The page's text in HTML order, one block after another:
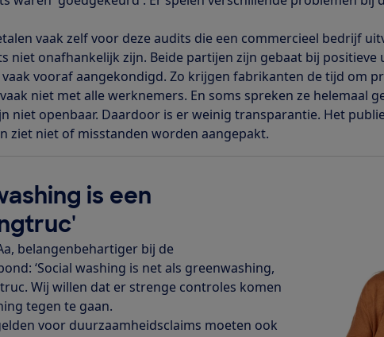
vaak zelf voor deze audits die een commercieel bedrijf
niet onafhankelijk zijn. Beide partijen zijn gebaat bij positieve
vooraf aangekondigd. Zo krijgen fabrikanten de tijd om
niet met alle werknemers. En soms spreken ze helemaal
niet openbaar. Daardoor is er weinig transparantie. Het
ziet niet of misstanden worden aangepakt.
is een
belangenbehartiger bij de
‘Social washing is net als greenwashing,
Wij willen dat er strenge controles komen
tegen te gaan.
voor duurzaamheidsclaims moeten ook